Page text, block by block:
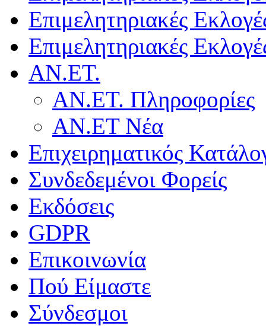
Επιμελητηριακές
Επιμελητηριακές
ΑΝ.ΕΤ.
ΑΝ.ΕΤ. Πληροφορίες
ΑΝ.ΕΤ Νέα
Επιχειρηματικός
Συνδεδεμένοι Φορείς
Εκδόσεις
GDPR
Επικοινωνία
Πού Είμαστε
Σύνδεσμοι